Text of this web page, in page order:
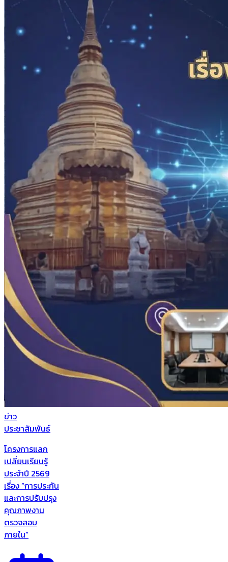
ข่าว
ประชาสัมพันธ์
โครงการแลก
เปลี่ยนเรียนรู้
ประจำปี 2569
เรื่อง “การประกัน
และการปรับปรุง
คุณภาพงาน
ตรวจสอบ
ภายใน”